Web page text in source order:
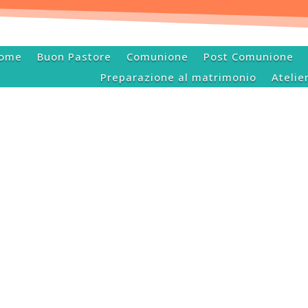
Buon Pastore Comunione
Post Comunione
Preparazione al matrimonio